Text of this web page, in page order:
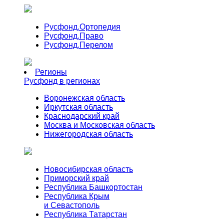
Русфонд.Ортопедия
Русфонд.Право
Русфонд.Перелом
Регионы
Русфонд в регионах
Воронежская область
Иркутская область
Краснодарский край
Москва и Московская область
Нижегородская область
Новосибирская область
Приморский край
Республика Башкортостан
Республика Крым
и Севастополь
Республика Татарстан